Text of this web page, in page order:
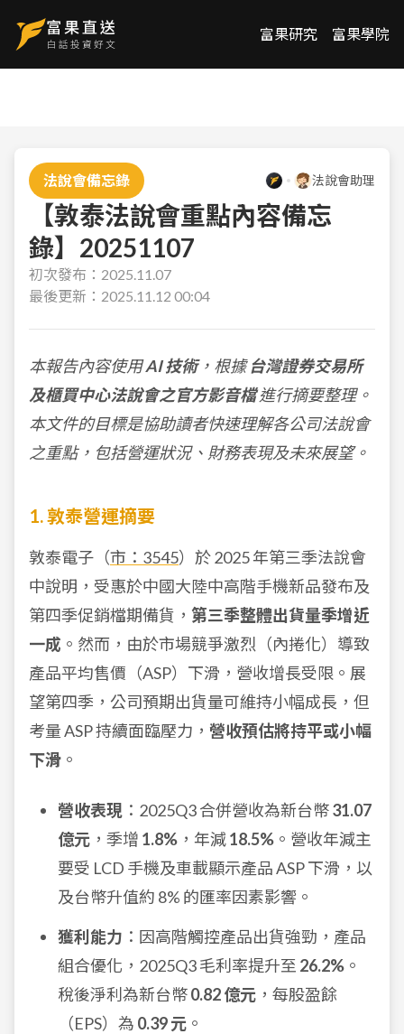
富果研究 富果學院
法說會備忘錄 法說會助理
【敦泰法說會重點內容備忘
錄】20251107
初次發布： 2025.11.07
最後更新： 2025.11.12 00:04
本報告內容使用AI 技術，根據台灣證券交易所
及櫃買中心法說會之官方影音檔進行摘要整理。
本文件的目標是協助讀者快速理解各公司法說會
之重點，包括營運狀況、財務表現及未來展望。
1. 敦泰營運摘要
敦泰電子（市：3545）於 2025 年第三季法說會
中說明，受惠於中國大陸中高階手機新品發布及
第四季促銷檔期備貨， 第三季整體出貨量季增近
一成 。然而，由於市場競爭激烈（內捲化）導致
產品平均售價（ASP）下滑，營收增長受限。展
望第四季，公司預期出貨量可維持小幅成長，但
考量 ASP 持續面臨壓力， 營收預估將持平或小幅
下滑 。
營收表現 ：2025Q3 合併營收為新台幣31.07
億元 ，季增 1.8% ，年減18.5% 。營收年減主
要受 LCD 手機及車載顯示產品 ASP 下滑，以
及台幣升值約 8% 的匯率因素影響。
獲利能力 ：因高階觸控產品出貨強勁，產品
組合優化，2025Q3 毛利率提升至 26.2% 。
稅後淨利為新台幣0.82 億元 ，每股盈餘
（EPS）為 0.39 元 。